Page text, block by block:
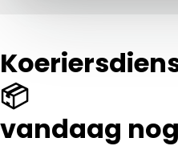
📦
vandaag